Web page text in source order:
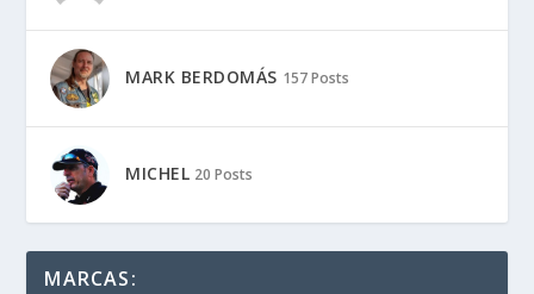
MARK BERDOMÁS 157 Posts
MICHEL 20 Posts
MARCAS: